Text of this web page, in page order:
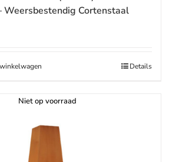
Weersbestendig Cortenstaal
Details
Niet op voorraad